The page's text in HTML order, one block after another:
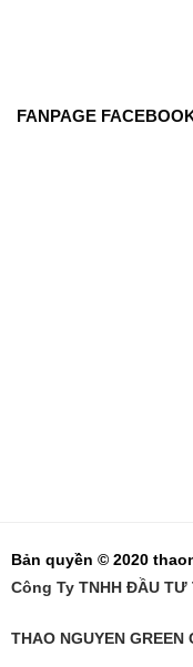
FANPAGE
Bản quyền © 2020
Công Ty TNHH ĐẦU TƯ
THAO NGUYEN GREEN